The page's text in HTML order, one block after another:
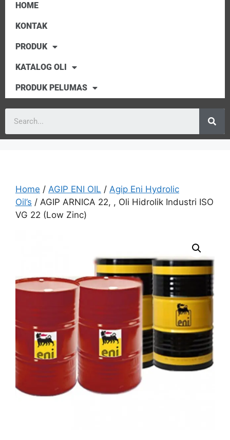
HOME
KONTAK
PRODUK
KATALOG OLI
PRODUK PELUMAS
Home / AGIP ENI OIL / Agip Eni Hydrolic
Oil’s / AGIP ARNICA 22, , Oli Hidrolik Industri ISO
VG 22 (Low Zinc)